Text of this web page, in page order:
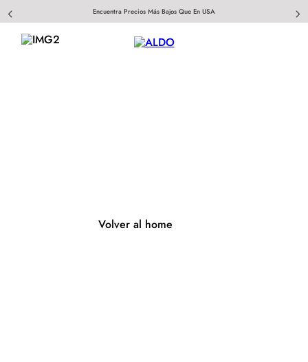
Encuentra Precios Más Bajos Que En USA
Volver al home